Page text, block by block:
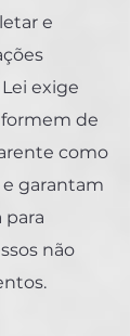
e
exige
de
como
e garantam
para
não